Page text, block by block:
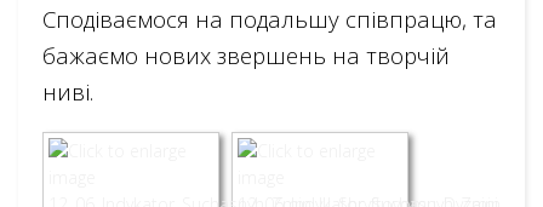
Сподіваємося на подальшу співпрацю, та
бажаємо нових звершень на творчій
ниві.